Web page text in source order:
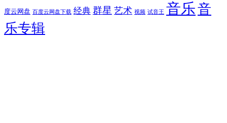
度云网盘 百度云网盘下载 经典 群星 艺术 视频 试音王 音乐音
乐专辑